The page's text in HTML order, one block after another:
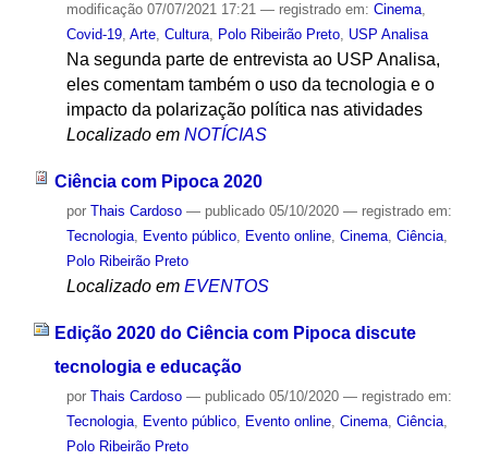
modificação07/07/2021 17:21 — registrado em: Cinema,
Covid-19, Arte, Cultura, Polo Ribeirão Preto, USP Analisa
Na segunda parte de entrevista ao USP Analisa,
eles comentam também o uso da tecnologia e o
impacto da polarização política nas atividades
Localizado em NOTÍCIAS
Ciência com Pipoca 2020
por Thais Cardoso — publicado05/10/2020 — registrado em:
Tecnologia, Evento público, Evento online, Cinema, Ciência,
Polo Ribeirão Preto
Localizado em EVENTOS
Edição 2020 do Ciência com Pipoca discute
tecnologia e educação
por Thais Cardoso — publicado05/10/2020 — registrado em:
Tecnologia, Evento público, Evento online, Cinema, Ciência,
Polo Ribeirão Preto